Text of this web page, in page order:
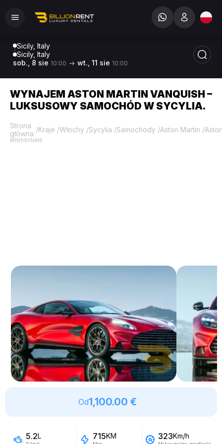
Sicily, Italy
Sicily, Italy
sob., 8 sie 10:00 wt., 11 sie 10:00
WYNAJEM ASTON MARTIN VANQUISH –
LUKSUSOWY SAMOCHÓD W SYCYLIA.
Strona
główna /Kraje /Włochy /Sycylia /Samochody /Aston Martin /
#RN99VNMB
Od1,100.00 €
5.2L 715KM 323Km/h